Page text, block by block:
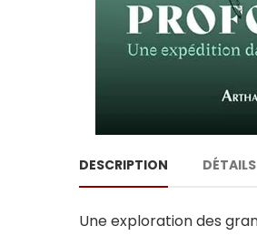
DESCRIPTION DÉTAILS
Une exploration des